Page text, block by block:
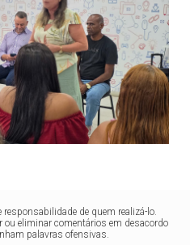
de quem realizá-lo.
ou eliminar comentários em desacordo
palavras ofensivas.